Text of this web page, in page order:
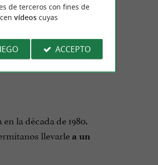
la década de 1980.
llevarle a un
de terceros con fines de
vídeoscuyas
ACCEPTO